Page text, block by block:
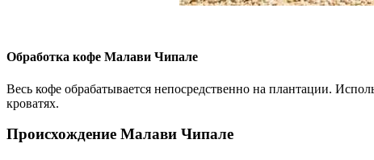
Обработка кофе Малави Чипале
Весь кофе обрабатывается непосредственно на плантации.
кроватях.
Происхождение Малави Чипале